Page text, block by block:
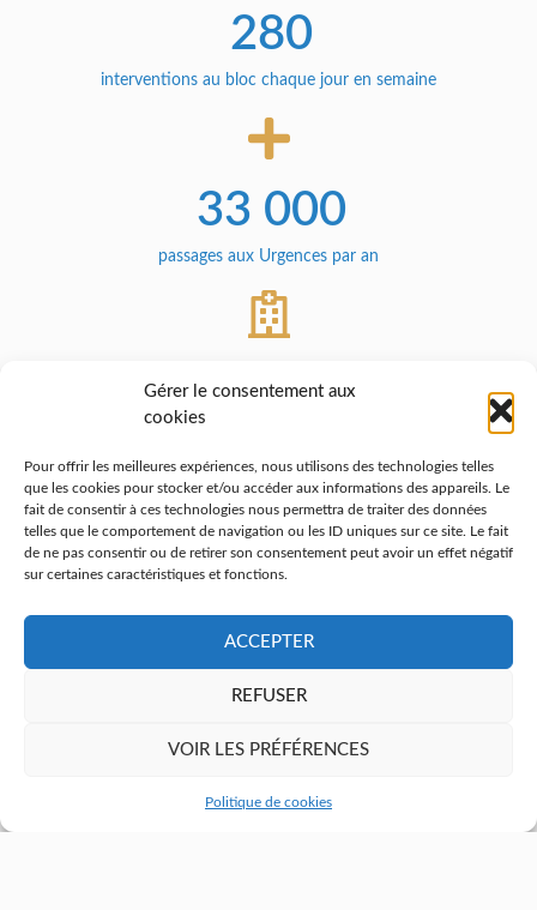
Gérer le consentement aux
cookies
Pour offrir les meilleures expériences, nous utilisons des technologies telles
que les cookies pour stocker et/ou accéder aux informations des appareils. Le
fait de consentir à ces technologies nous permettra de traiter des données
telles que le comportement de navigation ou les ID uniques sur ce site. Le fait
de ne pas consentir ou de retirer son consentement peut avoir un effet négatif
sur certaines caractéristiques et fonctions.
ACCEPTER
REFUSER
VOIR LES PRÉFÉRENCES
Politique de cookies
interventions au bloc chaque jour en semaine
280
passages aux Urgences par an
33 000
78 000
524
pôles d'excellence